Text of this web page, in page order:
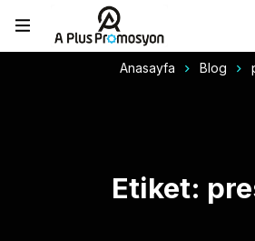
Anasayfa Blog
Etiket: